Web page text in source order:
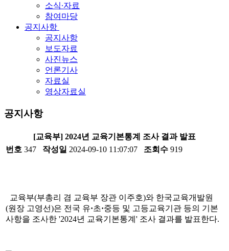
소식∙자료
참여마당
공지사항
공지사항
보도자료
사진뉴스
언론기사
자료실
영상자료실
공지사항
[교육부] 2024년 교육기본통계 조사 결과 발표
번호 347 작성일 2024-09-10 11:07:07 조회수 919
교육부(부총리 겸 교육부 장관 이주호)와 한국교육개발원
(원장 고영선)은 전국 유·초·중등 및 고등교육기관 등의 기본
사항을 조사한 '2024년 교육기본통계' 조사 결과를 발표한다.